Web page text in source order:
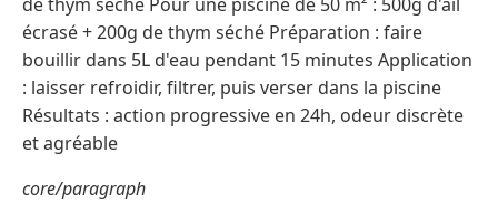
écrasé + 200g de thym séché Préparation : faire
bouillir dans 5L d'eau pendant 15 minutes Application
: laisser refroidir, filtrer, puis verser dans la piscine
Résultats : action progressive en 24h, odeur discrète
et agréable
core/paragraph